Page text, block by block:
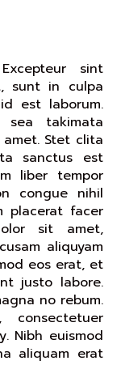
sint
sunt in culpa
est laborum.
takimata
Stet clita
sanctus est
liber tempor
congue nihil
placerat facer
sit amet,
aliquyam
eos erat, et
justo labore.
no rebum.
Nibh euismod
aliquam erat